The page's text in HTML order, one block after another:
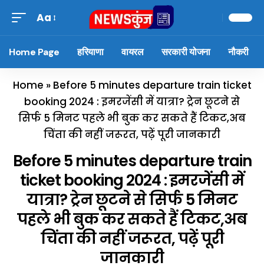
Aa
Home Page हरियाणा वायरल सरकारी योजना नौकरी
Home » Before 5 minutes departure train ticket
booking 2024 : इमरजेंसी में यात्रा? ट्रेन छूटने से
सिर्फ 5 मिनट पहले भी बुक कर सकते हैं टिकट,अब
चिंता की नहीं जरूरत, पढ़ें पूरी जानकारी
Before 5 minutes departure train
ticket booking 2024 : इमरजेंसी में
यात्रा? ट्रेन छूटने से सिर्फ 5 मिनट
पहले भी बुक कर सकते हैं टिकट,अब
चिंता की नहीं जरूरत, पढ़ें पूरी
जानकारी